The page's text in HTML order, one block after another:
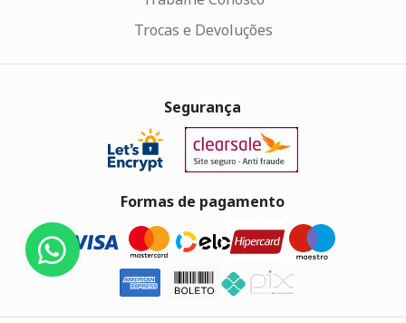
Trocas e Devoluções
Segurança
Formas de pagamento